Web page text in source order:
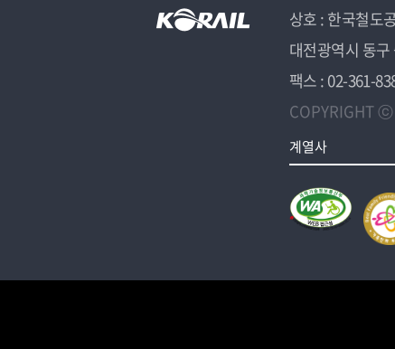
상호 : 한국철도
대전광역시 동
팩스 : 02-361-
COPYRIGHT ⓒ
계열사